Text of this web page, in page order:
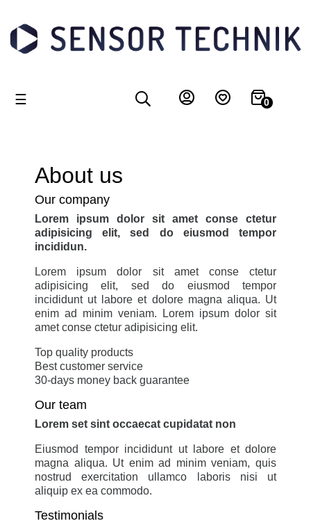
Toggle
☰ 0
About us
Our company
Lorem ipsum dolor sit amet conse ctetur
adipisicing elit, sed do eiusmod tempor
incididun.
Lorem ipsum dolor sit amet conse ctetur
adipisicing elit, sed do eiusmod tempor
incididunt ut labore et dolore magna aliqua. Ut
enim ad minim veniam. Lorem ipsum dolor sit
amet conse ctetur adipisicing elit.
Top quality products
Best customer service
30-days money back guarantee
Our team
Lorem set sint occaecat cupidatat non
Eiusmod tempor incididunt ut labore et dolore
magna aliqua. Ut enim ad minim veniam, quis
nostrud exercitation ullamco laboris nisi ut
aliquip ex ea commodo.
Testimonials